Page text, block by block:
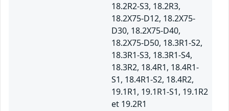
18.2R2-S3, 18.2R3,
18.2X75-D12, 18.2X75-
D30, 18.2X75-D40,
18.2X75-D50, 18.3R1-S2,
18.3R1-S3, 18.3R1-S4,
18.3R2, 18.4R1, 18.4R1-
S1, 18.4R1-S2, 18.4R2,
19.1R1, 19.1R1-S1, 19.1R2
et 19.2R1